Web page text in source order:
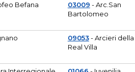
Befana 03009 - Arc.San
Bartolomeo
09053- Arcieri della
Real Villa